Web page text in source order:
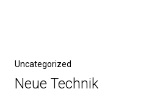
Vorheriger
Beitrag
Uncategorized
Neue Technik